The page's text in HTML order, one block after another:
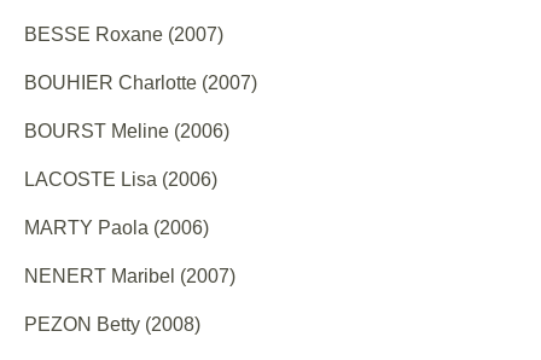
BESSE Roxane (2007)
BOUHIER Charlotte (2007)
BOURST Meline (2006)
LACOSTE Lisa (2006)
MARTY Paola (2006)
NENERT Maribel (2007)
PEZON Betty (2008)